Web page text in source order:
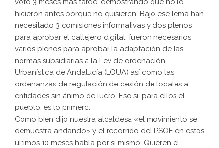
voto 3 meses mas tarde, demostrando que no lo
hicieron antes porque no quisieron. Bajo ese lema han
necesitado 3 comisiones informativas y dos plenos
para aprobar el callejero digital, fueron necesarios
varios plenos para aprobar la adaptación de las
normas subsidiarias a la Ley de ordenación
Urbanística de Andalucía (LOUA) así como las
ordenanzas de regulación de cesión de locales a
entidades sin ánimo de lucro. Eso si, para ellos el
pueblo, es lo primero.
Como bien dijo nuestra alcaldesa «el movimiento se
demuestra andando» y el recorrido del PSOE en estos
últimos 10 meses habla por sí mismo. Quieren el